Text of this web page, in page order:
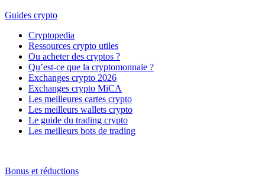
Guides crypto
Cryptopedia
Ressources crypto utiles
Ou acheter des cryptos ?
Qu’est-ce que la cryptomonnaie ?
Exchanges crypto 2026
Exchanges crypto MiCA
Les meilleures cartes crypto
Les meilleurs wallets crypto
Le guide du trading crypto
Les meilleurs bots de trading
Bonus et réductions